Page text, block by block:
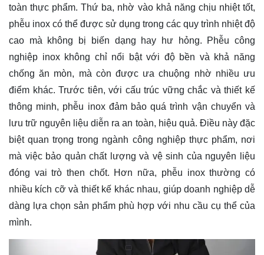
toàn thực phẩm. Thứ ba, nhờ vào khả năng chịu nhiệt tốt,
phễu inox có thể được sử dụng trong các quy trình nhiệt độ
cao mà không bị biến dạng hay hư hỏng. Phễu công
nghiệp inox không chỉ nổi bật với độ bền và khả năng
chống ăn mòn, mà còn được ưa chuộng nhờ nhiều ưu
điểm khác. Trước tiên, với cấu trúc vững chắc và thiết kế
thông minh, phễu inox đảm bảo quá trình vận chuyển và
lưu trữ nguyên liệu diễn ra an toàn, hiệu quả. Điều này đặc
biệt quan trọng trong ngành công nghiệp thực phẩm, nơi
mà việc bảo quản chất lượng và vệ sinh của nguyên liệu
đóng vai trò then chốt. Hơn nữa, phễu inox thường có
nhiều kích cỡ và thiết kế khác nhau, giúp doanh nghiệp dễ
dàng lựa chọn sản phẩm phù hợp với nhu cầu cụ thể của
mình.